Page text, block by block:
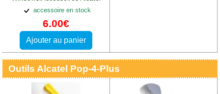
Pop 4 Plus
accessoire en stock
6.00€
Ajouter au panier
Outils Alcatel Pop-4-Plus